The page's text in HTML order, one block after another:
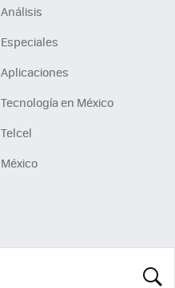
Análisis
Especiales
Aplicaciones
Tecnología en México
Telcel
México